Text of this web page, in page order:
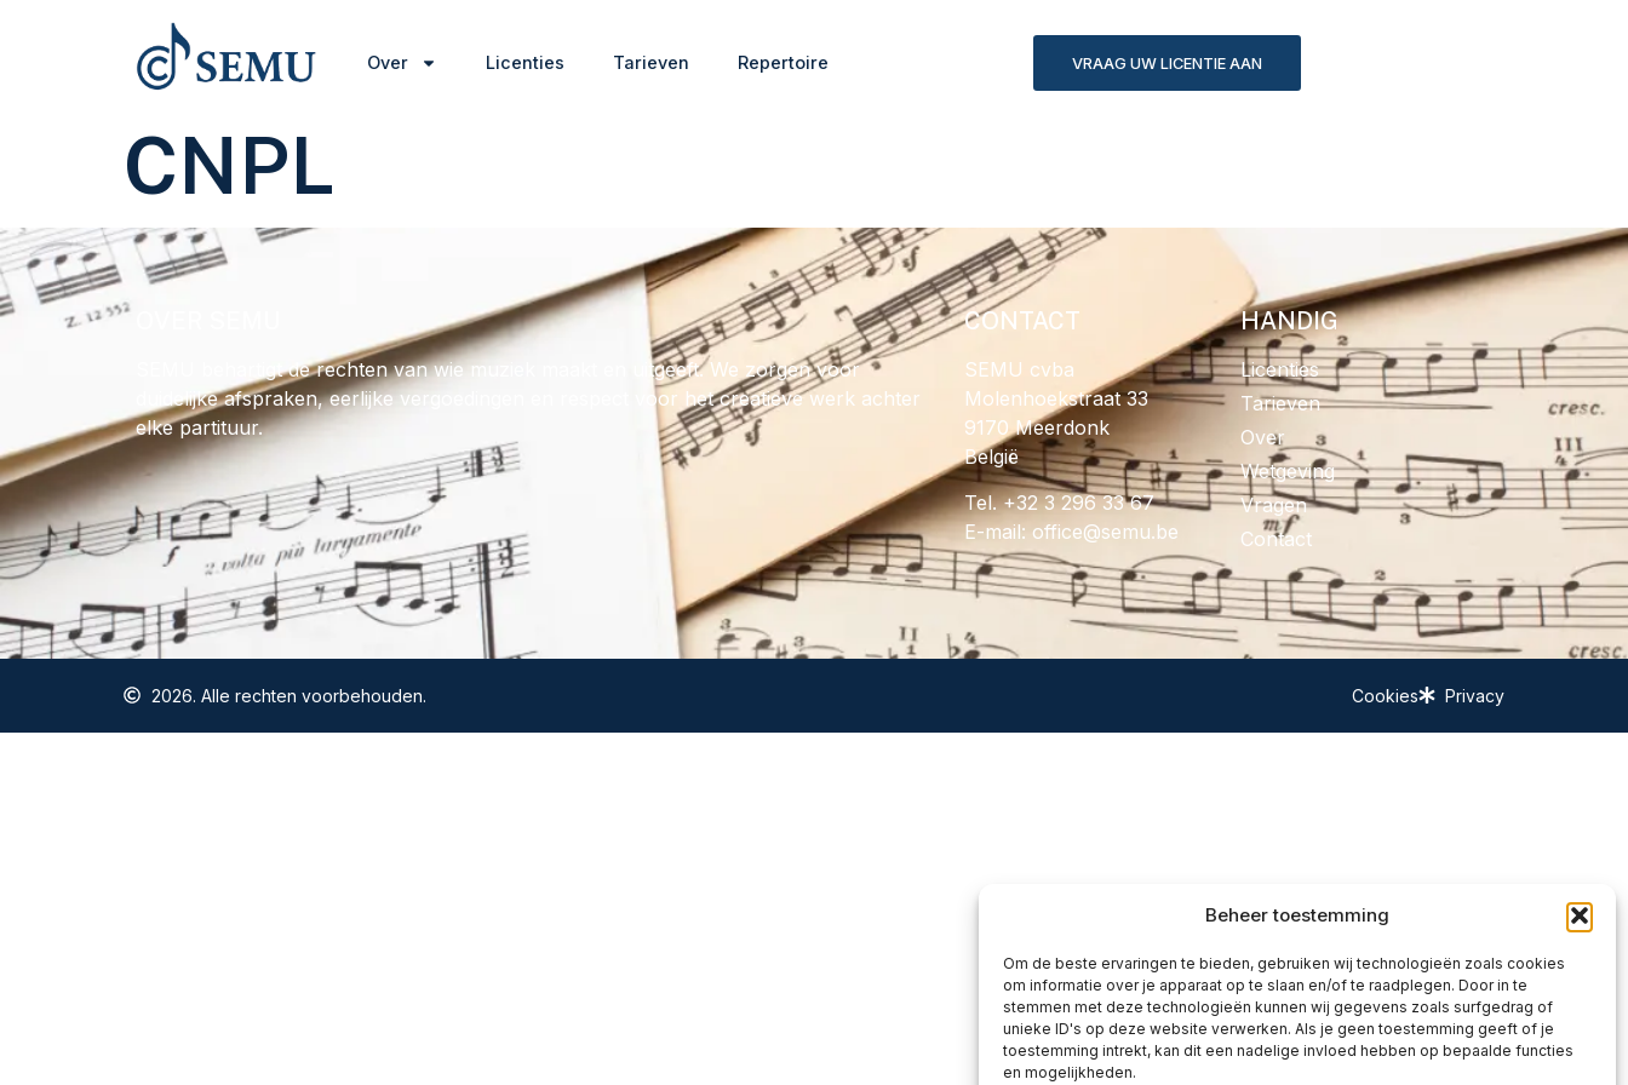
Beheer toestemming
Om de beste ervaringen te bieden, gebruiken wij technologieën zoals cookies
om informatie over je apparaat op te slaan en/of te raadplegen. Door in te
stemmen met deze technologieën kunnen wij gegevens zoals surfgedrag of
unieke ID's op deze website verwerken. Als je geen toestemming geeft of je
toestemming intrekt, kan dit een nadelige invloed hebben op bepaalde functies
en mogelijkheden.
Over Licenties Tarieven Repertoire VRAAG UW LICENTIE AAN
CNPL
SEMU behartigt de rechten van wie muziek maakt en uitgeeft. We zorgen voor
duidelijke afspraken, eerlijke vergoedingen en respect voor het creatieve werk achter
elke partituur.
CONTACT
SEMU cvba
Molenhoekstraat 33
9170 Meerdonk
België
Tel. +32 3 296 33 67
E-mail:
eb.umes
@eciffo
HANDIG
Licenties
Tarieven
Over
Wetgeving
Vragen
Contact
2026. Alle rechten voorbehouden. Cookies Privacy